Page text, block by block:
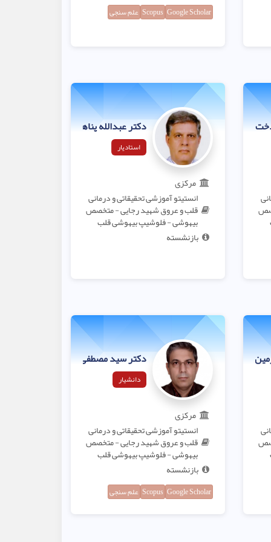
Google Scholar
Scopus علم سنجی
آرام دکتر عبدالله پناهی پور
استادیار
مرکزی
انستیتو آموزشی تحقیقاتی و درمانی
قلب و عروق شهید رجایی - متخصص
بیهوشی - فلوشیپ بیهوشی قلب
بازنشسته
دکتر سید مصطفی علوی
دانشیار
مرکزی
انستیتو آموزشی تحقیقاتی و درمانی
قلب و عروق شهید رجایی - متخصص
بیهوشی - فلوشیپ بیهوشی قلب
بازنشسته
Google Scholar
Scopus علم سنجی